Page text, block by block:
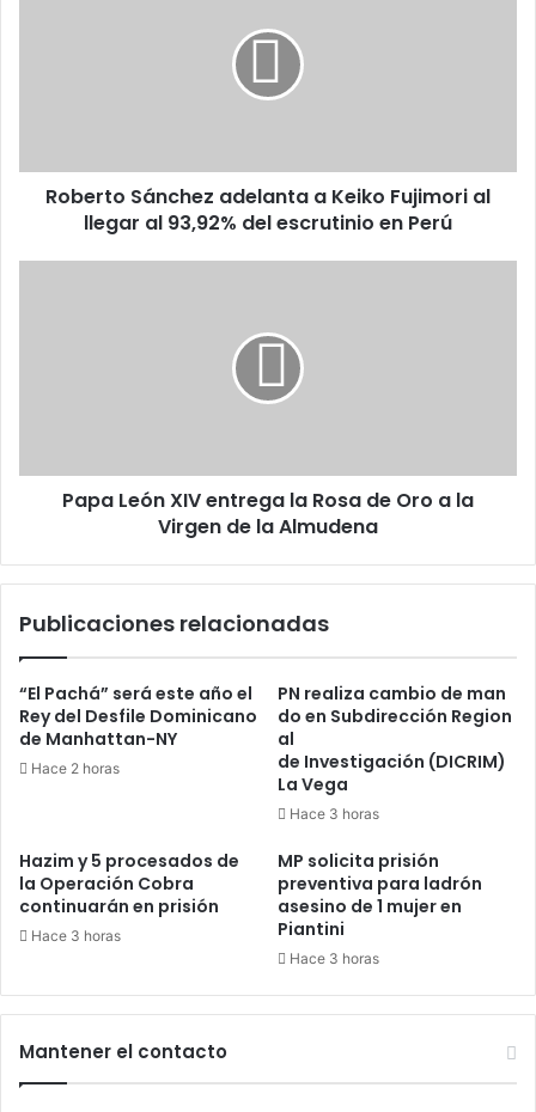
al
93,92%
Roberto Sánchez adelanta a Keiko Fujimori al
llegar al 93,92% del escrutinio en Perú
a
Papa León XIV entrega la Rosa de Oro a la
Virgen de la Almudena
Publicaciones relacionadas
“El Pachá” será este año el
Rey del Desfile Dominicano
de Manhattan-NY
Hace 2 horas
PN realiza cambio de man
do en Subdirección Region
al
de Investigación (DICRIM)
La Vega
Hace 3 horas
Hazim y 5 procesados de
la Operación Cobra
continuarán en prisión
Hace 3 horas
MP solicita prisión
preventiva para ladrón
asesino de 1 mujer en
Piantini
Hace 3 horas
Mantener el contacto